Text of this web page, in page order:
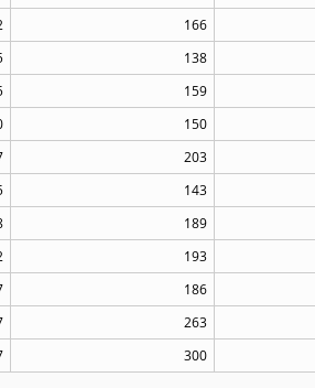
166
138
159
150
203
143
189
193
186
263
300